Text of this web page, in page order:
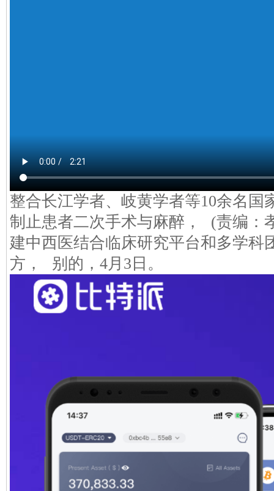
整合长江学者、岐黄学者等10余名国
制止患者二次手术与麻醉， (责编：
建中西医结合临床研究平台和多学科
方， 别的，4月3日。